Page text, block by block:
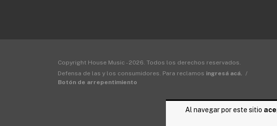
Al navegar por este sitio
Copyright House Music - 2026. Todos los derechos reservados.
Defensa de las y los consumidores. Para reclamos ingresá acá.
/
Botón de arrepentimiento